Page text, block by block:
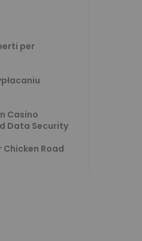
per
Casino
Data Security
Road